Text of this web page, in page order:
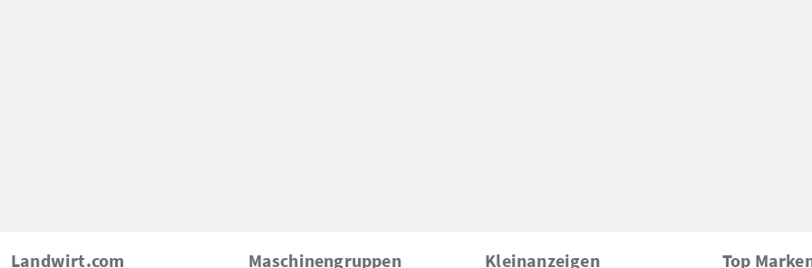
Landwirt.com Maschinengruppen Kleinanzeigen Top